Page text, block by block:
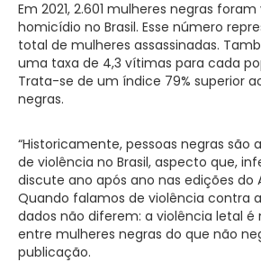
Em 2021, 2.601 mulheres negras
homicídio no Brasil. Esse número
total de mulheres assassinadas.
uma taxa de 4,3 vítimas para cada
Trata-se de um índice 79% superior
negras.
“Historicamente, pessoas negras são
de violência no Brasil, aspecto que,
discute ano após ano nas edições do
Quando falamos de violência contra
dados não diferem: a violência letal é
entre mulheres negras do que não
publicação.